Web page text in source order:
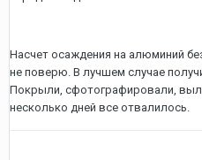
Насчет осаждения на алюминий
не поверю. В лучшем случае
Покрыли, сфотографировали,
несколько дней все отвалилось.